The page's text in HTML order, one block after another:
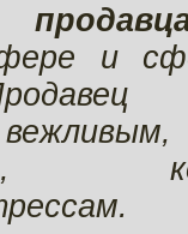
и